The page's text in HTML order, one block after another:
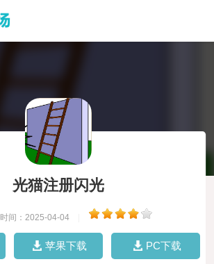
光猫注册闪光
时间：2025-04-04
苹果下载 PC下载